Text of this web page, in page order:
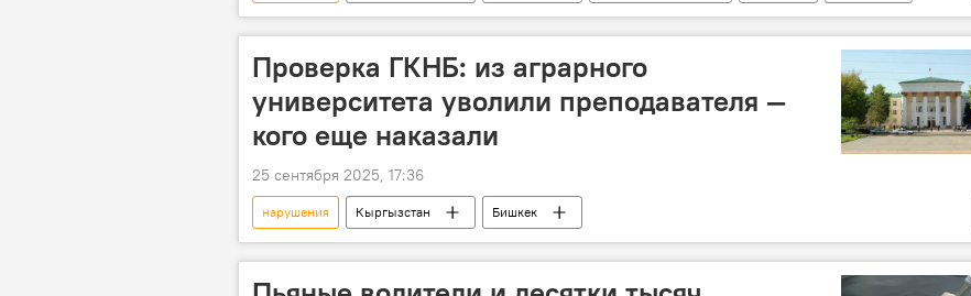
задержание
строительная компания фото
Проверка ГКНБ: из аграрного
университета уволили преподавателя —
кого еще наказали
25 сентября 2025, 17:36
нарушения Кыргызстан
Бишкек
Кыргызский национальный аграрный университет имени Скрябина
проверка